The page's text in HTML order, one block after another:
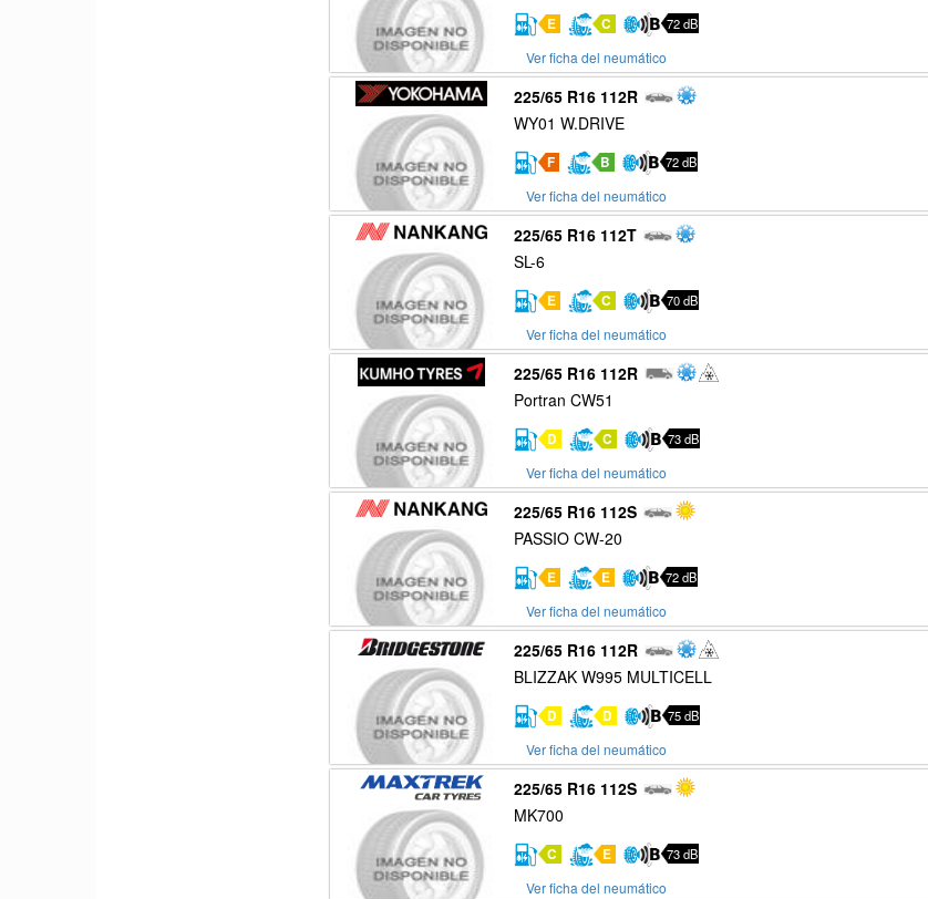
E C 72 dB
Ver ficha del neumático
225/65 R16 112R
WY01 W.DRIVE
F B 72 dB
Ver ficha del neumático
225/65 R16 112T
SL-6
E C 70 dB
Ver ficha del neumático
225/65 R16 112R
Portran CW51
D C 73 dB
Ver ficha del neumático
225/65 R16 112S
PASSIO CW-20
E E 72 dB
Ver ficha del neumático
225/65 R16 112R
BLIZZAK W995 MULTICELL
D D 75 dB
Ver ficha del neumático
225/65 R16 112S
MK700
C E 73 dB
Ver ficha del neumático